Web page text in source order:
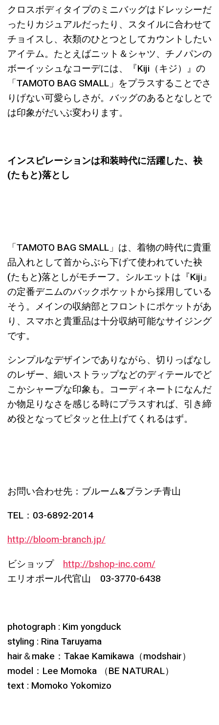
クロスボディタイプのミニバッグはドレッシーだ
ったりカジュアルだったり、スタイルに合わせて
チョイスし、衣類のひとつとしてカウントしたい
アイテム。たとえばニット＆シャツ、チノパンの
ボーイッシュなコーデには、『Kiji（キジ）』の
「TAMOTO BAG SMALL」をプラスすることでさ
りげない可愛らしさが。バッグのあるとなしとで
は印象がだいぶ変わります。
インスピレーションは和装時代に活躍した、袂
(たもと)落とし
「TAMOTO BAG SMALL」は、 着物の時代に貴重
品入れとして首からぶら下げて使われていた袂
(たもと)落としがモチーフ。シルエットは 『Kiji』
の定番デニムのバックポケットから採用している
そう。メインの収納部とフロントにポケットがあ
り、スマホと貴重品は十分収納可能なサイジング
です。
シンプルなデザインでありながら、切りっぱなし
のレザー、細いストラップなどのディテールでど
こかシャープな印象も。コーディネートになんだ
か物足りなさを感じる時にプラスすれば、引き締
め役となってピタッと仕上げてくれるはず。
お問い合わせ先：ブルーム&ブランチ青山
TEL：03-6892-2014
http://bloom-branch.jp/
ビショップ http://bshop-inc.com/
エリオポール代官山 03-3770-6438
photograph : Kim yongduck
styling : Rina Taruyama
hair＆make：Takae Kamikawa（modshair）
model：Lee Momoka
（BE NATURAL）
text : Momoko Yokomizo